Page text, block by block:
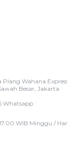
Plang Wahana
Besar, Jakarta
Whatsapp :
WIB Minggu /